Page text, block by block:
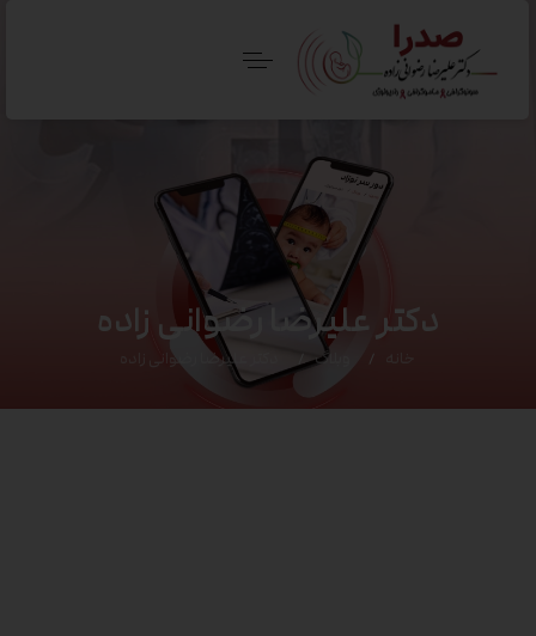
دکتر علیرضا رضوانی زاده
وبلاگ دکتر علیرضا رضوانی زاده